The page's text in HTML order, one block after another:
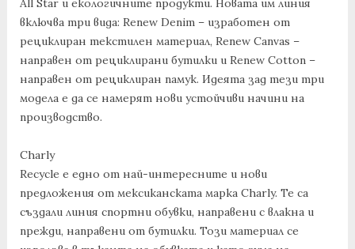
All Star и екологичните продукти. Новата им линия
включва три вида: Renew Denim – изработен от
рециклиран текстилен материал, Renew Canvas –
направен от рециклирани бутилки и Renew Cotton –
направен от рециклиран памук. Идеята зад тези три
модела е да се намерят нови устойчиви начини на
производство.
Charly
Recycle е едно от най-интересните и нови
предложения от мексиканската марка Charly. Те са
създали линия спортни обувки, направени с влакна и
прежди, направени от бутилки. Този материал се